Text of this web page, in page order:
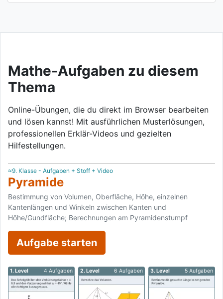
Mathe-Aufgaben zu diesem
Thema
Online-Übungen, die du direkt im Browser bearbeiten
und lösen kannst! Mit ausführlichen Musterlösungen,
professionellen Erklär-Videos und gezielten
Hilfestellungen.
≈9. Klasse - Aufgaben + Stoff + Video
Pyramide
Bestimmung von Volumen, Oberfläche, Höhe, einzelnen
Kantenlängen und Winkeln zwischen Kanten und
Höhe/Gundfläche; Berechnungen am Pyramidenstumpf
Aufgabe starten
1. Level 4 Aufgaben 2. Level 6 Aufgaben 3. Level 5 Aufgaben